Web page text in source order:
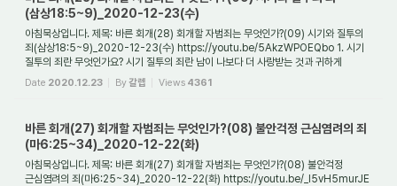
(삼상18:5~9)_2020-12-23(수)
아침묵상입니다. 제목: 바른 회개(28) 회개할 자범죄는 무엇인가?(09) 시기와 질투의
죄(삼상18:5~9)_2020-12-23(수) https://youtu.be/5AkzWPOEQbo 1. 시기
질투의 죄란 무엇인가요? 시기 질투의 죄란 남이 나보다 더 사랑받는 것과 귀하게
쓰임받는 것에 대...
Date 2020.12.23 By갈렙 Views 4361
바른 회개(27) 회개할 자범죄는 무엇인가?(08) 불안걱정 근심염려의 죄
(마6:25~34)_2020-12-22(화)
아침묵상입니다. 제목: 바른 회개(27) 회개할 자범죄는 무엇인가?(08) 불안걱정
근심염려의 죄(마6:25~34)_2020-12-22(화) https://youtu.be/_I5vH5murJE